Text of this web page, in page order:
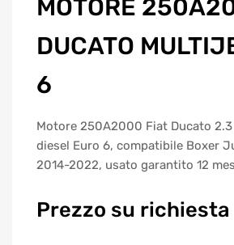
MOTORE
DUCATO
6
Motore 250A2000 Fiat Ducato
diesel Euro 6, compatibile Boxer
2014-2022, usato garantito 12
Prezzo su richiesta